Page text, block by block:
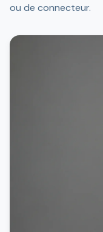
ou de connecteur.